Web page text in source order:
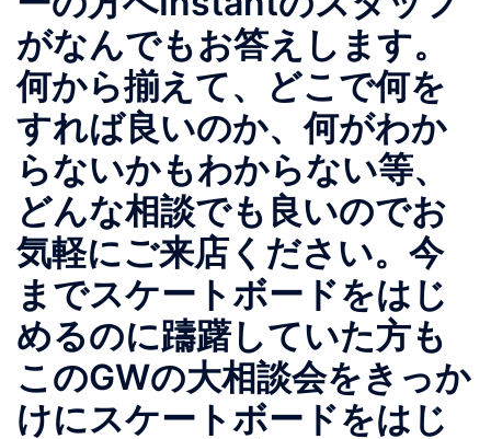
がなんでもお答えします。
何から揃えて、どこで何を
すれば良いのか、何がわか
らないかもわからない等、
どんな相談でも良いのでお
気軽にご来店ください。今
までスケートボードをはじ
めるのに躊躇していた方も
このGWの大相談会をきっか
けにスケートボードをはじ